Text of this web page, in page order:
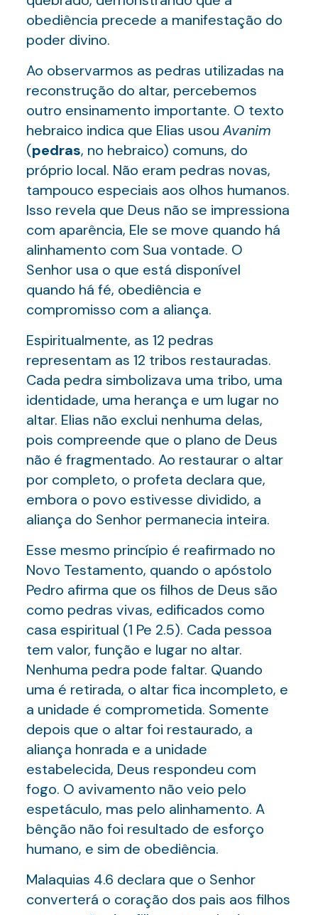
obediência precede a manifestação do
poder divino.
Ao observarmos as pedras utilizadas na
reconstrução do altar, percebemos
outro ensinamento importante. O texto
hebraico indica que Elias usou Avanim
(pedras, no hebraico) comuns, do
próprio local. Não eram pedras novas,
tampouco especiais aos olhos humanos.
Isso revela que Deus não se impressiona
com aparência, Ele se move quando há
alinhamento com Sua vontade. O
Senhor usa o que está disponível
quando há fé, obediência e
compromisso com a aliança.
Espiritualmente, as 12 pedras
representam as 12 tribos restauradas.
Cada pedra simbolizava uma tribo, uma
identidade, uma herança e um lugar no
altar. Elias não exclui nenhuma delas,
pois compreende que o plano de Deus
não é fragmentado. Ao restaurar o altar
por completo, o profeta declara que,
embora o povo estivesse dividido, a
aliança do Senhor permanecia inteira.
Esse mesmo princípio é reafirmado no
Novo Testamento, quando o apóstolo
Pedro afirma que os filhos de Deus são
como pedras vivas, edificados como
casa espiritual (1 Pe 2.5). Cada pessoa
tem valor, função e lugar no altar.
Nenhuma pedra pode faltar. Quando
uma é retirada, o altar fica incompleto, e
a unidade é comprometida. Somente
depois que o altar foi restaurado, a
aliança honrada e a unidade
estabelecida, Deus respondeu com
fogo. O avivamento não veio pelo
espetáculo, mas pelo alinhamento. A
bênção não foi resultado de esforço
humano, e sim de obediência.
Malaquias 4.6 declara que o Senhor
converterá o coração dos pais aos filhos